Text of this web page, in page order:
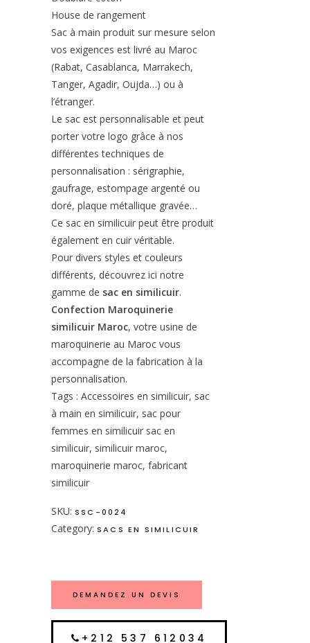
House de rangement
Sac à main produit sur mesure selon
vos exigences est livré au Maroc
(Rabat, Casablanca, Marrakech,
Tanger, Agadir, Oujda…) ou à
l’étranger.
Le sac est personnalisable et peut
porter votre logo grâce à nos
différentes techniques de
personnalisation : sérigraphie,
gaufrage, estompage argenté ou
doré, plaque métallique gravée…
Ce sac en similicuir peut être produit
également en cuir véritable.
Pour divers styles et couleurs
différents, découvrez ici notre
gamme de sac en similicuir.
Confection Maroquinerie
similicuir Maroc, votre usine de
maroquinerie au Maroc vous
accompagne de la fabrication à la
personnalisation.
Tags : Accessoires en similicuir, sac
à main en similicuir, sac pour
femmes en similicuir sac en
similicuir, similicuir maroc,
maroquinerie maroc, fabricant
similicuir
SKU: SSC-0024
Category: SACS EN SIMILICUIR
DEMANDEZ UN DEVIS
+212 537 612034